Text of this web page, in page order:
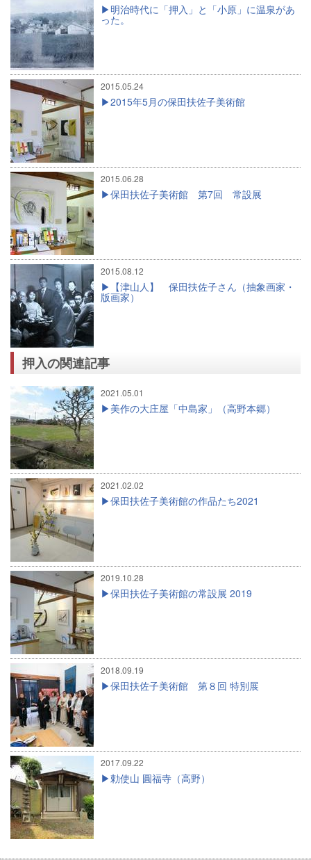
明治時代に「押入」と「小原」に温泉があ
った。
2015.05.24
2015年5月の保田扶佐子美術館
2015.06.28
保田扶佐子美術館 第7回 常設展
2015.08.12
【津山人】 保田扶佐子さん（抽象画家・
版画家）
押入の関連記事
2021.05.01
美作の大庄屋「中島家」（高野本郷）
2021.02.02
保田扶佐子美術館の作品たち2021
2019.10.28
保田扶佐子美術館の常設展 2019
2018.09.19
保田扶佐子美術館 第８回 特別展
2017.09.22
勅使山 圓福寺（高野）